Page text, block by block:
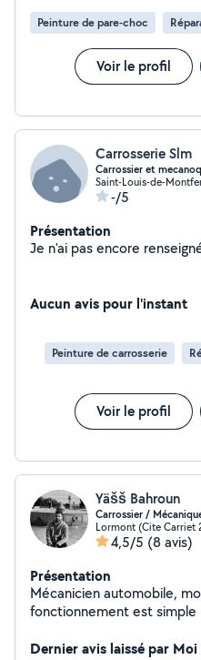
Peinture de pare-choc
Voir le profil
Carrosserie Slm
Carrossier et
Saint-Louis-de-
-/5
Présentation
Aucun avis pour l'instant
Peinture de carrosserie
Voir le profil
Yäšš Bahroun
Carrossier /
Lormont (Cite Carriet
4,5/5 (8 avis)
Présentation
Mécanicien automobile,
fonctionnement est simple : 0six 2un 5un 6un
remplacer, Discussion du tarif,
Dernier avis laissé par Moi